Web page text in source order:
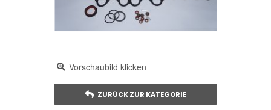
Vorschaubild klicken
ZURÜCK ZUR KATEGORIE